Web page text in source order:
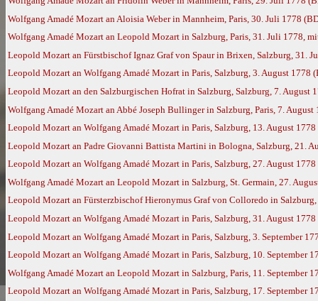
Wolfgang Amadé Mozart an Aloisia Weber in Mannheim, Paris, 30. Juli 1778
Wolfgang Amadé Mozart an Leopold Mozart in Salzburg, Paris, 31. Juli 1778,
Leopold Mozart an Fürstbischof Ignaz Graf von Spaur in Brixen, Salzburg, 31.
Leopold Mozart an Wolfgang Amadé Mozart in Paris, Salzburg, 3. August 1778
Leopold Mozart an den Salzburgischen Hofrat in Salzburg, Salzburg, 7. August
Wolfgang Amadé Mozart an Abbé Joseph Bullinger in Salzburg, Paris, 7. August
Leopold Mozart an Wolfgang Amadé Mozart in Paris, Salzburg, 13. August
Leopold Mozart an Padre Giovanni Battista Martini in Bologna, Salzburg, 21.
Leopold Mozart an Wolfgang Amadé Mozart in Paris, Salzburg, 27. August
Wolfgang Amadé Mozart an Leopold Mozart in Salzburg, St. Germain, 27.
Leopold Mozart an Fürsterzbischof Hieronymus Graf von Colloredo in
Leopold Mozart an Wolfgang Amadé Mozart in Paris, Salzburg, 31. August
Leopold Mozart an Wolfgang Amadé Mozart in Paris, Salzburg, 3. September
Leopold Mozart an Wolfgang Amadé Mozart in Paris, Salzburg, 10.
Wolfgang Amadé Mozart an Leopold Mozart in Salzburg, Paris, 11. September
Leopold Mozart an Wolfgang Amadé Mozart in Paris, Salzburg, 17. September